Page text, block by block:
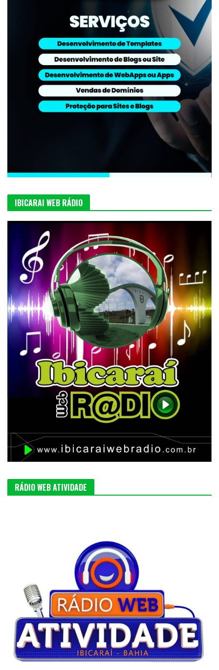
IBICARAI WEB RÁDIO
RÁDIO WEB ATIVIDADE